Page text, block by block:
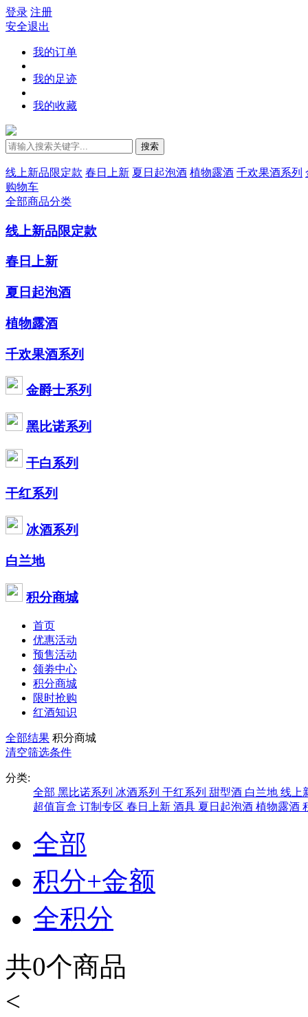
登录 注册
安全退出
我的订单
我的足迹
我的收藏
搜索
线上新品限定款 春日上新 夏日起泡酒 植物露酒 千欢果酒系列
购物车
全部商品分类
线上新品限定款
春日上新
夏日起泡酒
植物露酒
千欢果酒系列
金爵士系列
黑比诺系列
干白系列
干红系列
冰酒系列
白兰地
积分商城
首页
优惠活动
预售活动
领劵中心
积分商城
限时抢购
红酒知识
全部结果 积分商城
清空筛选条件
分类:
全部 黑比诺系列 冰酒系列 干红系列 甜型酒 白兰地 线上
超值盲盒 订制专区 春日上新 酒具 夏日起泡酒 植物露酒
全部
积分+金额
全积分
共0个商品
<